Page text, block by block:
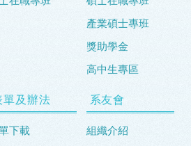
產業碩士專班
獎助學金
高中生專區
單及辦法
下載
系友會
組織介紹